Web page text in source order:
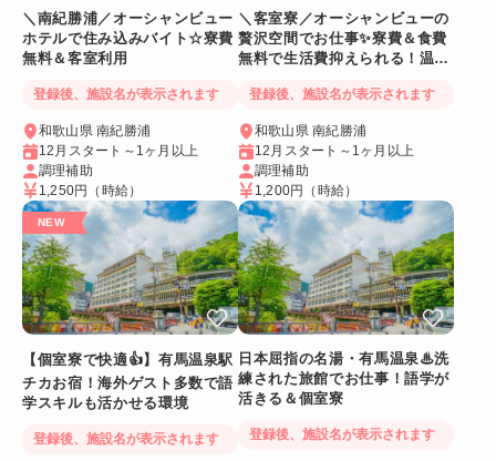
＼南紀勝浦／オーシャンビュー
ホテルで住み込みバイト☆寮費
無料＆客室利用
登録後、施設名が表示されます
和歌山県 南紀勝浦
12月スタート～1ヶ月以上
調理補助
1,250円
（時給）
＼客室寮／オーシャンビューの
贅沢空間でお仕事✨寮費＆食費
無料で生活費抑えられる！温泉
登録後、施設名が表示されます
和歌山県 南紀勝浦
12月スタート～1ヶ月以上
調理補助
1,200円
（時給）
【個室寮で快適👍】有馬温泉駅
チカお宿！海外ゲスト多数で語
学スキルも活かせる環境
登録後、施設名が表示されます
日本屈指の名湯・有馬温泉♨洗
練された旅館でお仕事！語学が
活きる＆個室寮
登録後、施設名が表示されます